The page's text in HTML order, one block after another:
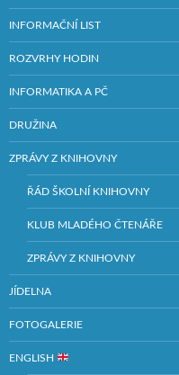
INFORMAČNÍ LIST
ROZVRHY HODIN
INFORMATIKA A PČ
DRUŽINA
ZPRÁVY Z KNIHOVNY
ŘÁD ŠKOLNÍ KNIHOVNY
KLUB MLADÉHO ČTENÁŘE
ZPRÁVY Z KNIHOVNY
JÍDELNA
FOTOGALERIE
ENGLISH